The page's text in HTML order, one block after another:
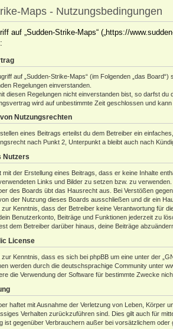
Maps - Nutzungsbedingungen
auf „Sudden-Strike-Maps“ („https://
auf „Sudden-Strike-Maps“ (im Folgenden „das
Regelungen einverstanden.
diesen Regelungen nicht einverstanden bist, so darfst
wird auf unbestimmte Zeit geschlossen und
Nutzungsrechten
eines Beitrags erteilst du dem Betreiber ein
nach Punkt 2, Unterpunkt a bleibt auch nach
Nutzers
mit der Erstellung eines Beitrags, dass er keine Inhalte
Links und Bilder zu setzen bzw. zu verwenden.
des Boards übt das Hausrecht aus. Bei Verstößen
der Nutzung dieses Boards ausschließen und dir ein
zur Kenntnis, dass der Betreiber keine Verantwortung für
Benutzerkonto, Beiträge und Funktionen jederzeit zu
dem Betreiber darüber hinaus, deine Beiträge
License
Kenntnis, dass es sich bei phpBB um eine unter der „
werden durch die deutschsprachige Community unter
die Verwendung der Software für bestimmte Zwecke
haftet mit Ausnahme der Verletzung von Leben, Körper
Verhalten zurückzuführen sind. Dies gilt auch für
ist gegenüber Verbrauchern außer bei vorsätzlichem